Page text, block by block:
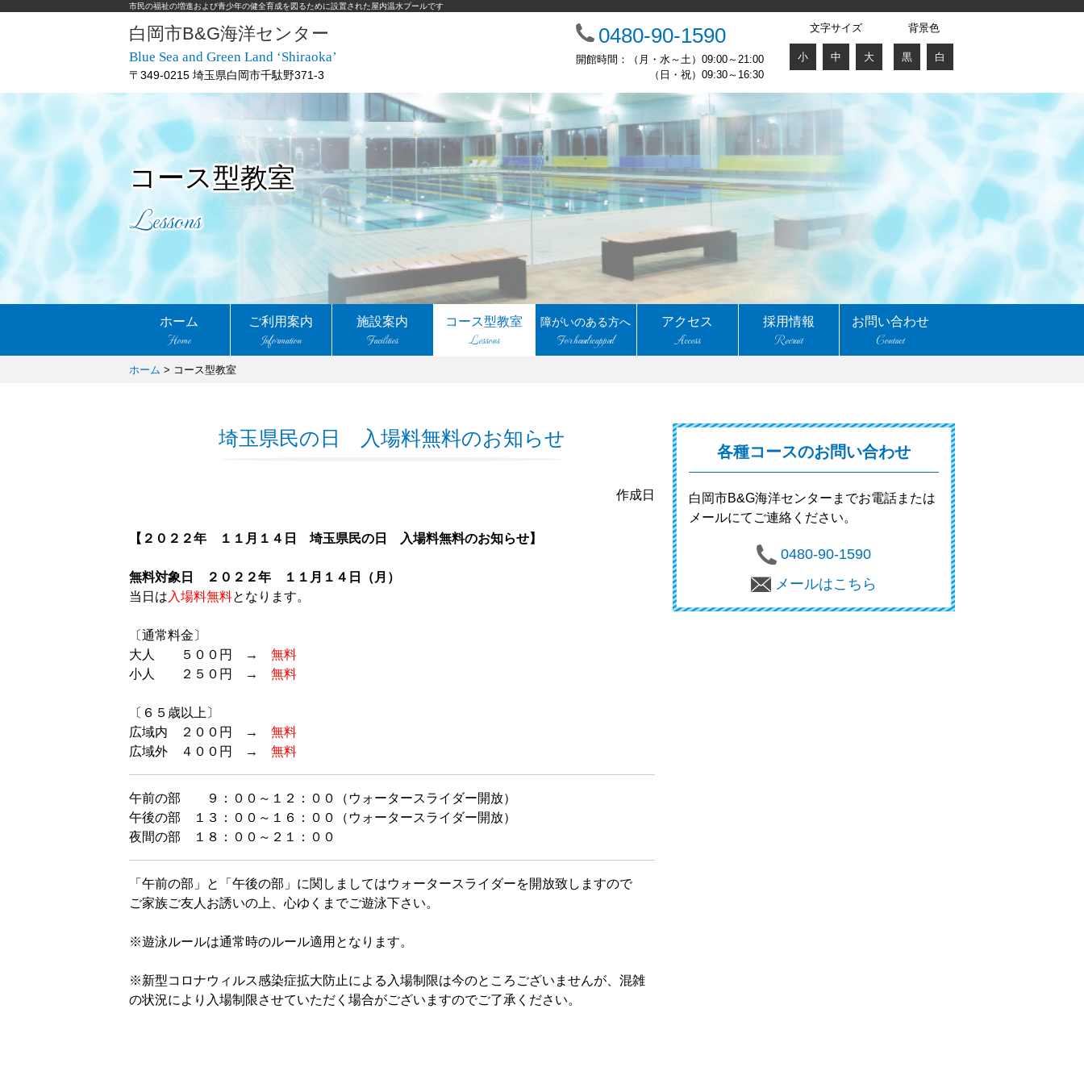
市民の福祉の増進および青少年の健全育成を図るために設置された屋内温水プールです
白岡市B&G海洋センター
Blue Sea and Green Land ‘Shiraoka’
〒349-0215 埼玉県白岡市千駄野371-3
0480-90-1590
開館時間：（月・水～土）09:00～21:00
（日・祝）09:30～16:30
文字サイズ
小 中 大
背景色
黒 白
コース型教室
Lessons
ホーム
Home
ご利用案内
Information
施設案内
Facilities
コース型教室
Lessons
障がいのある方へ
For handicapped
アクセス
Access
採用情報
Recruit
お問い合わせ
Contact
ホーム > コース型教室
埼玉県民の日 入場料無料のお知らせ
作成日
【２０２２年 １１月１４日 埼玉県民の日 入場料無料のお知らせ】
無料対象日 ２０２２年 １１月１４日（月）
当日は 入場料無料となります。
〔通常料金〕
大人 ５００円 → 無料
小人 ２５０円 → 無料
〔６５歳以上〕
広域内 ２００円 → 無料
広域外 ４００円 → 無料
午前の部 ９：００～１２：００（ウォータースライダー開放）
午後の部 １３：００～１６：００（ウォータースライダー開放）
夜間の部 １８：００～２１：００
「午前の部」と「午後の部」に関しましてはウォータースライダーを開放致しますので
ご家族ご友人お誘いの上、心ゆくまでご遊泳下さい。
※遊泳ルールは通常時のルール適用となります。
※新型コロナウィルス感染症拡大防止による入場制限は今のところございませんが、混雑
の状況により入場制限させていただく場合がございますのでご了承ください。
各種コースのお問い合わせ
白岡市B&G海洋センターまでお電話または
メールにてご連絡ください。
0480-90-1590
メールはこちら